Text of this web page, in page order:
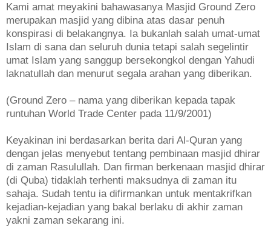
Kami amat meyakini bahawasanya Masjid Ground Zero
merupakan masjid yang dibina atas dasar penuh
konspirasi di belakangnya. Ia bukanlah salah umat-umat
Islam di sana dan seluruh dunia tetapi salah segelintir
umat Islam yang sanggup bersekongkol dengan Yahudi
laknatullah dan menurut segala arahan yang diberikan.
(Ground Zero – nama yang diberikan kepada tapak
runtuhan World Trade Center pada 11/9/2001)
Keyakinan ini berdasarkan berita dari Al-Quran yang
dengan jelas menyebut tentang pembinaan masjid dhirar
di zaman Rasulullah. Dan firman berkenaan masjid dhirar
(di Quba) tidaklah terhenti maksudnya di zaman itu
sahaja. Sudah tentu ia difirmankan untuk mentakrifkan
kejadian-kejadian yang bakal berlaku di akhir zaman
yakni zaman sekarang ini.